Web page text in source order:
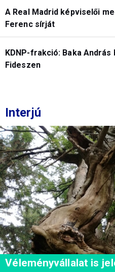
A Real Madrid képviselői
Ferenc sírját
KDNP-frakció: Baka
Fideszen
Interjú
Véleményvállalat is